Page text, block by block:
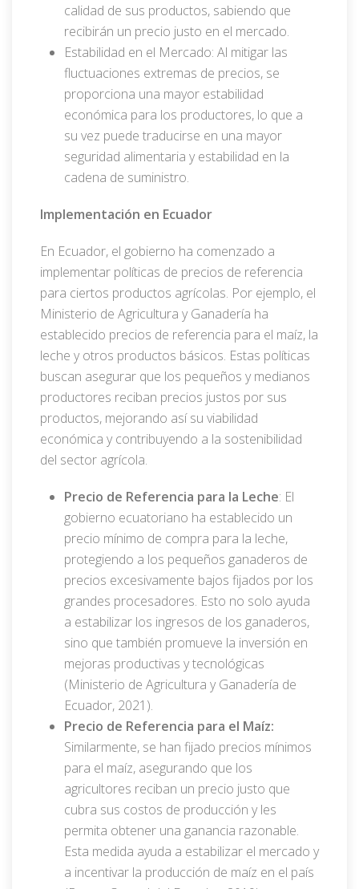
calidad de sus productos, sabiendo que
recibirán un precio justo en el mercado.
Estabilidad en el Mercado: Al mitigar las
fluctuaciones extremas de precios, se
proporciona una mayor estabilidad
económica para los productores, lo que a
su vez puede traducirse en una mayor
seguridad alimentaria y estabilidad en la
cadena de suministro.
Implementación en Ecuador
En Ecuador, el gobierno ha comenzado a
implementar políticas de precios de referencia
para ciertos productos agrícolas. Por ejemplo, el
Ministerio de Agricultura y Ganadería ha
establecido precios de referencia para el maíz, la
leche y otros productos básicos. Estas políticas
buscan asegurar que los pequeños y medianos
productores reciban precios justos por sus
productos, mejorando así su viabilidad
económica y contribuyendo a la sostenibilidad
del sector agrícola.
Precio de Referencia para la Leche: El
gobierno ecuatoriano ha establecido un
precio mínimo de compra para la leche,
protegiendo a los pequeños ganaderos de
precios excesivamente bajos fijados por los
grandes procesadores. Esto no solo ayuda
a estabilizar los ingresos de los ganaderos,
sino que también promueve la inversión en
mejoras productivas y tecnológicas
(Ministerio de Agricultura y Ganadería de
Ecuador, 2021).
Precio de Referencia para el Maíz:
Similarmente, se han fijado precios mínimos
para el maíz, asegurando que los
agricultores reciban un precio justo que
cubra sus costos de producción y les
permita obtener una ganancia razonable.
Esta medida ayuda a estabilizar el mercado y
a incentivar la producción de maíz en el país